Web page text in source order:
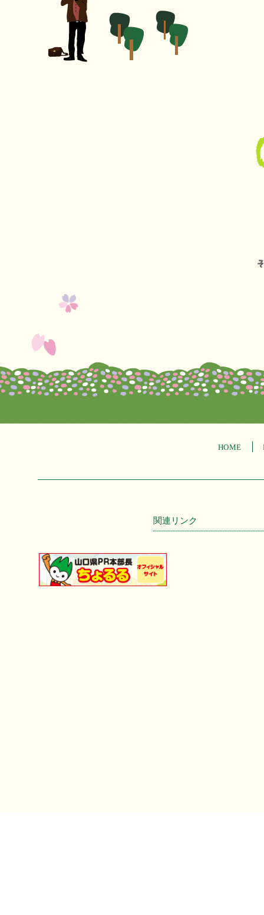
HOME
関連リンク